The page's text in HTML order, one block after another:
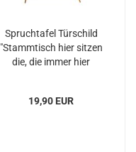
Spruchtafel Türschild
"Stammtisch hier sitzen
die, die immer hier
19,90 EUR